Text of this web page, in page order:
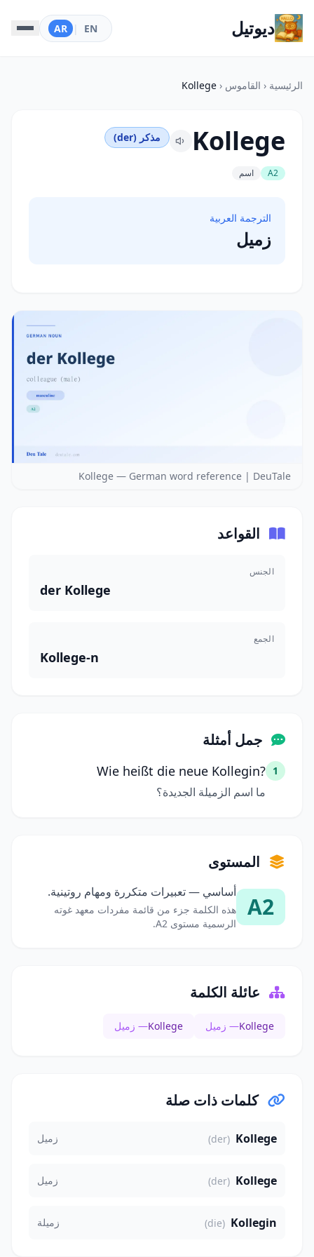
ديوتيل EN
|
AR
الرئيسية ‹ القاموس ‹
Kollege
Kollege مذكر (der)
A2 اسم
الترجمة العربية
زميل
Kollege — German word reference | DeuTale
القواعد
الجنس
der Kollege
الجمع
Kollege-n
جمل أمثلة
1
Wie heißt die neue Kollegin?
ما اسم الزميلة الجديدة؟
المستوى
A2
أساسي — تعبيرات متكررة ومهام روتينية.
هذه الكلمة جزء من قائمة مفردات معهد غوته
الرسمية مستوى A2.
عائلة الكلمة
Kollege— زميل Kollege— زميل
كلمات ذات صلة
Kollege
(der) زميل
Kollege
(der) زميل
Kollegin
(die) زميلة